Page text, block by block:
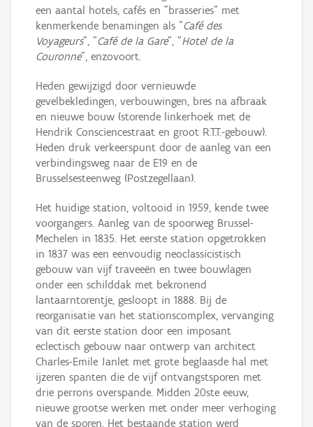
een aantal hotels, cafés en "brasseries" met
kenmerkende benamingen als "Café des
Voyageurs", "Café de la Gare", "Hotel de la
Couronne", enzovoort.
Heden gewijzigd door vernieuwde
gevelbekledingen, verbouwingen, bres na afbraak
en nieuwe bouw (storende linkerhoek met de
Hendrik Consciencestraat en groot R.T.T.-gebouw).
Heden druk verkeerspunt door de aanleg van een
verbindingsweg naar de E19 en de
Brusselsesteenweg (Postzegellaan).
Het huidige station, voltooid in 1959, kende twee
voorgangers. Aanleg van de spoorweg Brussel-
Mechelen in 1835. Het eerste station opgetrokken
in 1837 was een eenvoudig neoclassicistisch
gebouw van vijf traveeën en twee bouwlagen
onder een schilddak met bekronend
lantaarntorentje, gesloopt in 1888. Bij de
reorganisatie van het stationscomplex, vervanging
van dit eerste station door een imposant
eclectisch gebouw naar ontwerp van architect
Charles-Emile Janlet met grote beglaasde hal met
ijzeren spanten die de vijf ontvangstsporen met
drie perrons overspande. Midden 20ste eeuw,
nieuwe grootse werken met onder meer verhoging
van de sporen. Het bestaande station werd